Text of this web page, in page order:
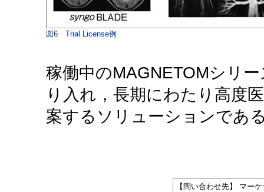
図6 Trial License例
稼働中のMAGNETOMシリ
り入れ，長期にわたり高度
案するソリューションであ
【問い合わせ先】 マ